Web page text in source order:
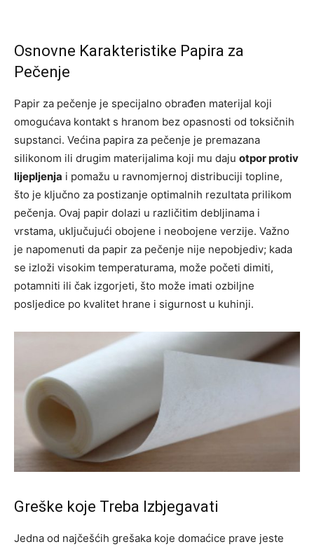
Osnovne Karakteristike Papira za
Pečenje
Papir za pečenje je specijalno obrađen materijal koji
omogućava kontakt s hranom bez opasnosti od toksičnih
supstanci. Većina papira za pečenje je premazana
silikonom ili drugim materijalima koji mu daju otpor protiv
lijepljenja i pomažu u ravnomjernoj distribuciji topline,
što je ključno za postizanje optimalnih rezultata prilikom
pečenja. Ovaj papir dolazi u različitim debljinama i
vrstama, uključujući obojene i neobojene verzije. Važno
je napomenuti da papir za pečenje nije nepobjediv; kada
se izloži visokim temperaturama, može početi dimiti,
potamniti ili čak izgorjeti, što može imati ozbiljne
posljedice po kvalitet hrane i sigurnost u kuhinji.
Greške koje Treba Izbjegavati
Jedna od najčešćih grešaka koje domaćice prave jeste